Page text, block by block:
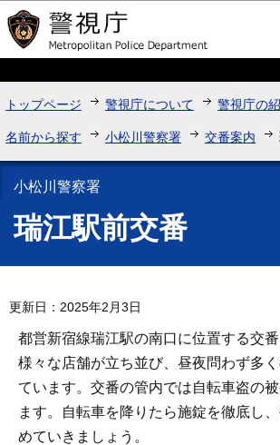
このページの本文へ移動
トップページ 警視庁について 警視庁の
名前から探す 小松川警察署 交番案内
小松川警察署
瑞江駅前交番
更新日：2025年2月3日
都営新宿線瑞江駅の南口に位置する交
様々な店舗が立ち並び、昼夜問わず多
ています。交番の管内では自転車盗の
ます。自転車を降りたら施錠を徹底し
めていきましょう。